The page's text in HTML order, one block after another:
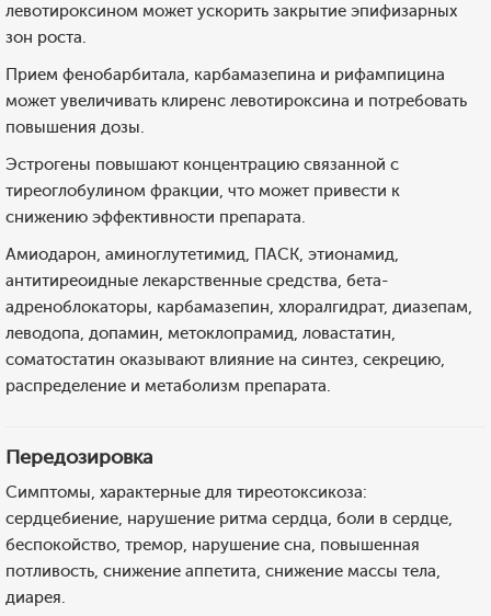
левотироксином может ускорить закрытие эпифизарных
зон роста.
Прием фенобарбитала, карбамазепина и рифампицина
может увеличивать клиренс левотироксина и потребовать
повышения дозы.
Эстрогены повышают концентрацию связанной с
тиреоглобулином фракции, что может привести к
снижению эффективности препарата.
Амиодарон, аминоглутетимид, ПАСК, этионамид,
антитиреоидные лекарственные средства, бета-
адреноблокаторы, карбамазепин, хлоралгидрат, диазепам,
леводопа, допамин, метоклопрамид, ловастатин,
соматостатин оказывают влияние на синтез, секрецию,
распределение и метаболизм препарата.
Передозировка
Симптомы, характерные для тиреотоксикоза:
сердцебиение, нарушение ритма сердца, боли в сердце,
беспокойство, тремор, нарушение сна, повышенная
потливость, снижение аппетита, снижение массы тела,
диарея.